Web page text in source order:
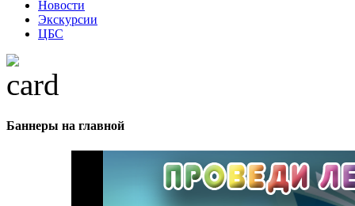
Новости
Экскурсии
ЦБС
Баннеры на главной